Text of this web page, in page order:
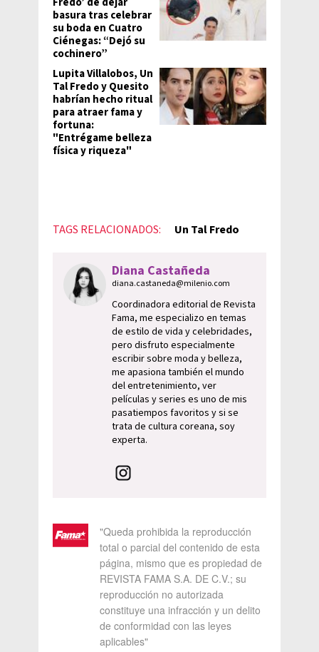
basura tras celebrar
su boda en Cuatro
Ciénegas: “Dejó su
cochinero”
Lupita Villalobos, Un
Tal Fredo y Quesito
habrían hecho ritual
para atraer fama y
fortuna:
"Entrégame belleza
física y riqueza"
TAGS RELACIONADOS: Un Tal Fredo
Diana Castañeda
diana.castaneda@milenio.com
Coordinadora editorial de Revista
Fama, me especializo en temas
de estilo de vida y celebridades,
pero disfruto especialmente
escribir sobre moda y belleza,
me apasiona también el mundo
del entretenimiento, ver
películas y series es uno de mis
pasatiempos favoritos y si se
trata de cultura coreana, soy
experta.
"Queda prohibida la reproducción
total o parcial del contenido de esta
página, mismo que es propiedad de
REVISTA FAMA S.A. DE C.V.; su
reproducción no autorizada
constituye una infracción y un delito
de conformidad con las leyes
aplicables"